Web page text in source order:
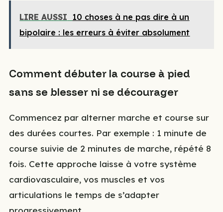
LIRE AUSSI
10 choses à ne pas dire à un
bipolaire : les erreurs à éviter absolument
Comment débuter la course à pied
sans se blesser ni se décourager
Commencez par alterner marche et course sur
des durées courtes. Par exemple : 1 minute de
course suivie de 2 minutes de marche, répété 8
fois. Cette approche laisse à votre système
cardiovasculaire, vos muscles et vos
articulations le temps de s’adapter